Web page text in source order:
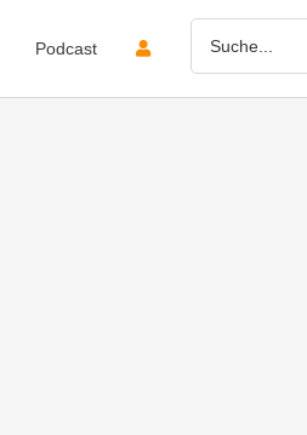
Podcast